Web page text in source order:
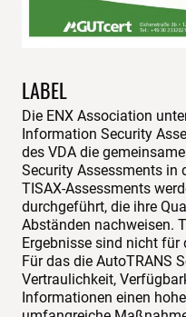
LABEL
Die ENX Association
Information Security
des VDA die
Security Assessments in
TISAX-Assessments
durchgeführt, die ihre
Abständen nachweisen.
Ergebnisse sind nicht
Für das die AutoTRANS
Vertraulichkeit,
Informationen einen